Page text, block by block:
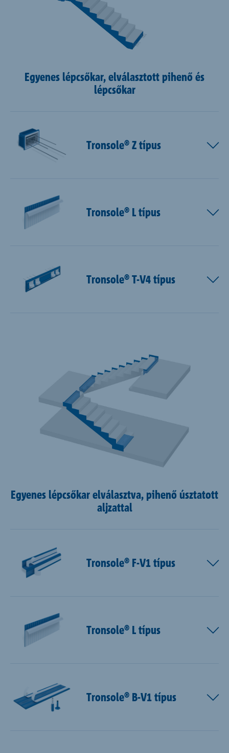
Egyenes lépcsőkar, elválasztott pihenő és
lépcsőkar
Tronsole® Z típus
Tronsole® L típus
Tronsole® T-V4 típus
Egyenes lépcsőkar elválasztva, pihenő úsztatott
aljzattal
Tronsole® F-V1 típus
Tronsole® L típus
Tronsole® B-V1 típus